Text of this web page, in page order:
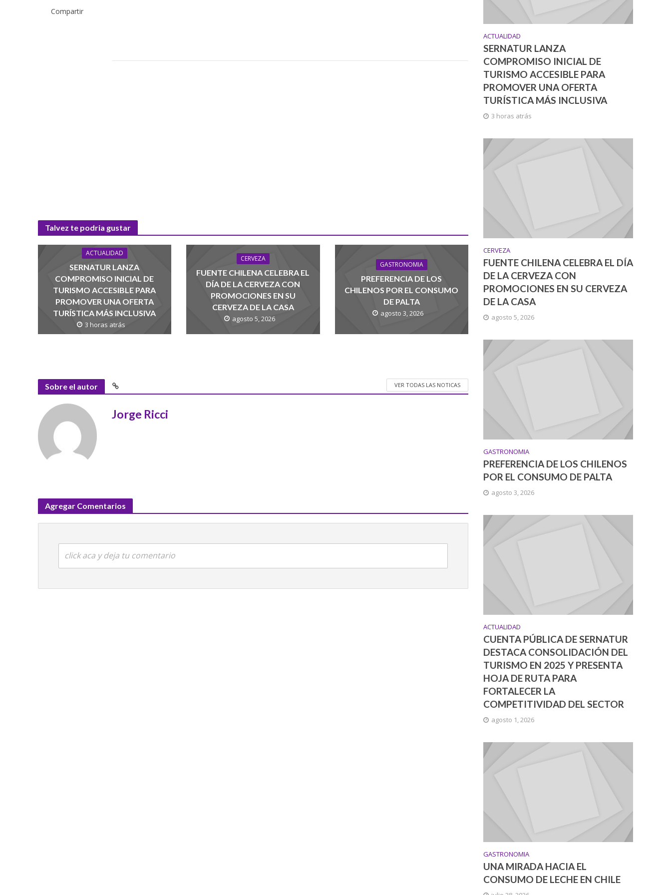
Compartir
Talvez te podria gustar
ACTUALIDAD
SERNATUR LANZA
COMPROMISO INICIAL DE
TURISMO ACCESIBLE PARA
PROMOVER UNA OFERTA
TURÍSTICA MÁS INCLUSIVA
3 horas atrás
CERVEZA
FUENTE CHILENA CELEBRA EL
DÍA DE LA CERVEZA CON
PROMOCIONES EN SU
CERVEZA DE LA CASA
agosto 5, 2026
GASTRONOMIA
PREFERENCIA DE LOS
CHILENOS POR EL CONSUMO
DE PALTA
agosto 3, 2026
Sobre el autor VER TODAS LAS NOTICAS
Jorge Ricci
Agregar Comentarios
click aca y deja tu comentario
ACTUALIDAD
SERNATUR LANZA
COMPROMISO INICIAL DE
TURISMO ACCESIBLE PARA
PROMOVER UNA OFERTA
TURÍSTICA MÁS INCLUSIVA
3 horas atrás
CERVEZA
FUENTE CHILENA CELEBRA EL DÍA
DE LA CERVEZA CON
PROMOCIONES EN SU CERVEZA
DE LA CASA
agosto 5, 2026
GASTRONOMIA
PREFERENCIA DE LOS CHILENOS
POR EL CONSUMO DE PALTA
agosto 3, 2026
ACTUALIDAD
CUENTA PÚBLICA DE SERNATUR
DESTACA CONSOLIDACIÓN DEL
TURISMO EN 2025 Y PRESENTA
HOJA DE RUTA PARA
FORTALECER LA
COMPETITIVIDAD DEL SECTOR
agosto 1, 2026
GASTRONOMIA
UNA MIRADA HACIA EL
CONSUMO DE LECHE EN CHILE